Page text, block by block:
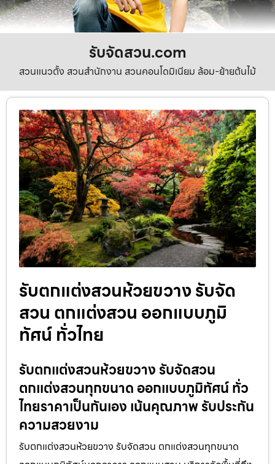
รับจัดสวน.com
สวนแนวตั้ง สวนสำนักงาน สวนคอนโดมิเนียม ล้อม-ย้ายต้นไม้
รับตกแต่งสวนห้วยขวาง รับจัด
สวน ตกแต่งสวน ออกแบบภูมิ
ทัศน์ ทั่วไทย
รับตกแต่งสวนห้วยขวาง รับจัดสวน
ตกแต่งสวนทุกขนาด ออกแบบภูมิทัศน์ ทั่ว
ไทยราคาเป็นกันเอง เน้นคุณภาพ รับประกัน
ความสวยงาม
รับตกแต่งสวนห้วยขวาง รับจัดสวน ตกแต่งสวนทุกขนาด